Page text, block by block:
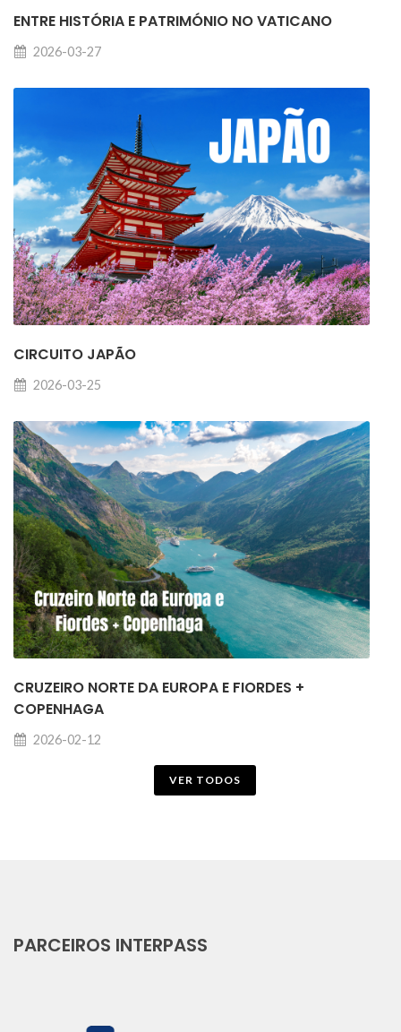
ENTRE HISTÓRIA E PATRIMÓNIO NO VATICANO
2026-03-27
CIRCUITO JAPÃO
2026-03-25
CRUZEIRO NORTE DA EUROPA E FIORDES +
COPENHAGA
2026-02-12
VER TODOS
PARCEIROS INTERPASS